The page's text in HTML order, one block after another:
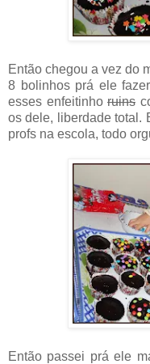
Então chegou a vez do
8 bolinhos prá ele
esses enfeitinho ruins
os dele, liberdade total.
profs na escola, todo
Então passei prá ele